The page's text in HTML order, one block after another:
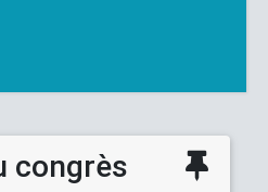
congrès